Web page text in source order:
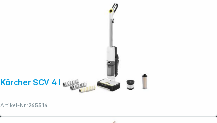
Kärcher SCV 4 DELUXE SELECT
Artikel-Nr.:265514